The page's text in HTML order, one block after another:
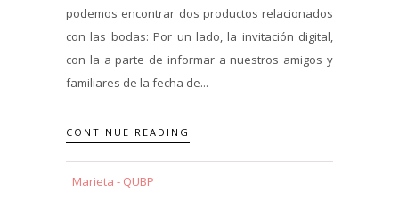
podemos encontrar dos productos relacionados
con las bodas: Por un lado, la invitación digital,
con la a parte de informar a nuestros amigos y
familiares de la fecha de...
CONTINUE READING
Marieta - QUBP